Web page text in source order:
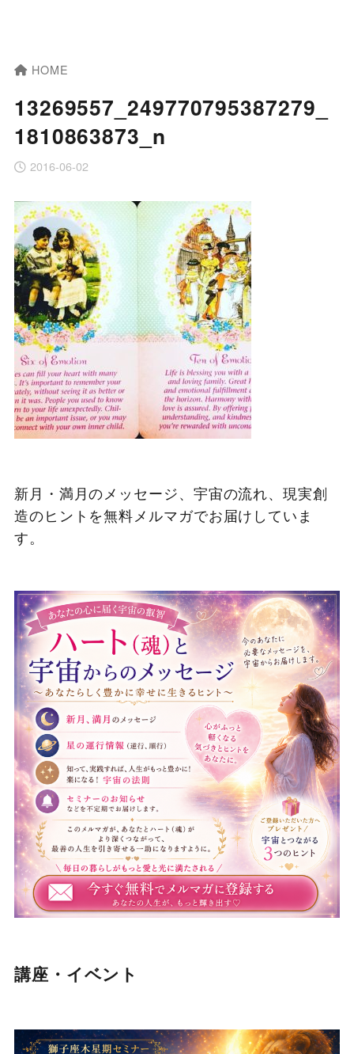
HOME
13269557_249770795387279_
1810863873_n
2016-06-02
新月・満月のメッセージ、宇宙の流れ、現実創
造のヒントを無料メルマガでお届けしていま
す。
講座・イベント